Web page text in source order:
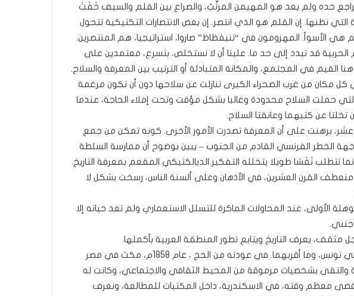
حده ولم يعد هو المهيمن المرتِّبُ، والصراع بين القلم والسيف خَفَتَ
نظنها. إن القلم هو الذي انتصر. إن بعض الانتصارات التكتيكية تتحول
هي الأسوأ. المهزومون في “تنيفظاظ” صاروا، استراتيجيا، هم المنتصرين.
الحربية قد تبدد إلى حد ما. علينا أن لا نستخلص، بتسرع، معتمدين على
القيم في المجتمع، والمكانة المتبادلة أو الترتيب بين المعرفة والسلاح.
مكان من غرب الصحراء الكبرى تنازلت عن سلاحها دون أن تكون مرغمة
التي حملت السلاح محدودة وغالبا بشكل مؤقت وتحت إملاء الحاجة، عندما
عن كتبهما وعانقتا السلاح.
عشر، برهنت على أن المعرفة تصدرت الأمور الأخرى. كونه تمكن من جمع
الخطر الفرنسي القادم من الجنوب – يبين بوضوح أن ممارسة السلطة
تتطلب نَفَسَا طويلا يتخلله التفكير الديالكتيكي المفعم بمعرفة التاريخ.
منعطف القرن العشرين، في الأذهان وعلى ألسنة الناس، رسخت بشكل لا
الأولى، عند المحاولات الماكرة للتسلل الاستعماري ولم تعد حياته إلا
يعرف التاريخ ويتابع تطور المنطقة العربية بأكملها.
يعرف أن الاستعمار سيطر في الجزائر وفي تونس، وما أقربهما. في عودته من الحج ، عام 1858م، مكث في مصر
بشخصيات مرموقة من المحيط الثقافي والاجتماعي، وكانت له
معظم وقته، في الاسكندرية، داخل المكتبات للمطالعة، ونعرف